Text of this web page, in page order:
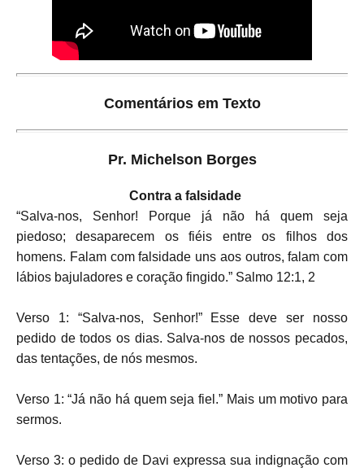
Comentários em Texto
Pr. Michelson Borges
Contra a falsidade
“Salva-nos, Senhor! Porque já não há quem seja
piedoso; desaparecem os fiéis entre os filhos dos
homens. Falam com falsidade uns aos outros, falam com
lábios bajuladores e coração fingido.” Salmo 12:1, 2
Verso 1: “Salva-nos, Senhor!” Esse deve ser nosso
pedido de todos os dias. Salva-nos de nossos pecados,
das tentações, de nós mesmos.
Verso 1: “Já não há quem seja fiel.” Mais um motivo para
sermos.
Verso 3: o pedido de Davi expressa sua indignação com